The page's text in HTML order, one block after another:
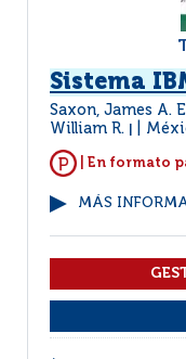
Sistema
Saxon, James A.
William R.
| En formato
MÁS